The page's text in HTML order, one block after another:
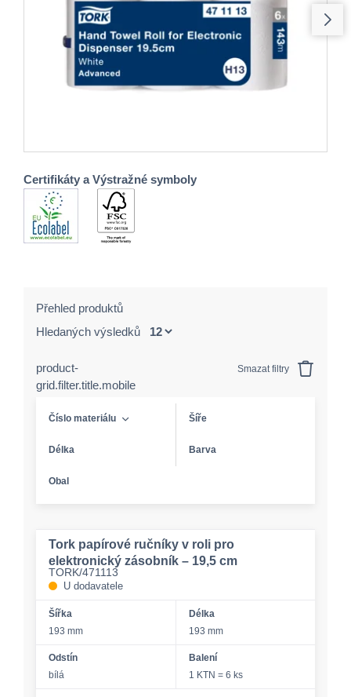
Certifikáty a Výstražné symboly
Přehled produktů
Hledaných výsledků
product-
grid.filter.title.mobile
Smazat filtry
Číslo materiálu Šíře
Délka Barva
Obal
Tork papírové ručníky v roli pro
elektronický zásobník – 19,5 cm
TORK/471113
U dodavatele
Šířka
193 mm
Délka
193 mm
Odstín
bílá
Balení
1 KTN = 6 ks